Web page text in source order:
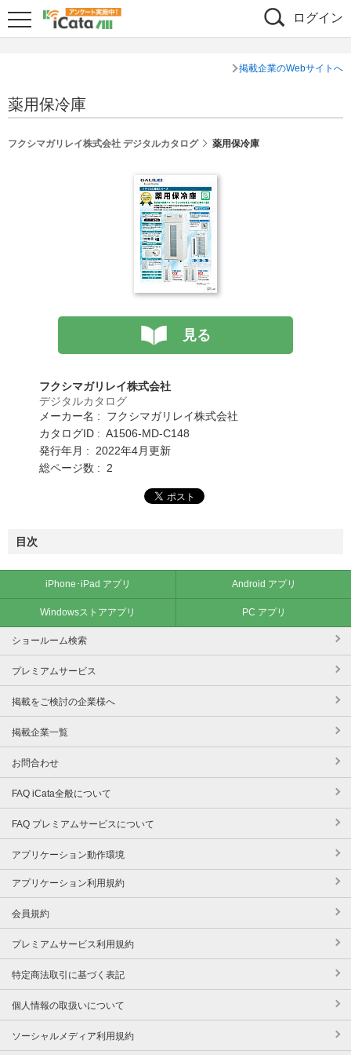
ログイン
掲載企業のWebサイトへ
薬用保冷庫
フクシマガリレイ株式会社 デジタルカタログ 薬用保冷庫
見る
フクシマガリレイ株式会社
デジタルカタログ
メーカー名 : フクシマガリレイ株式会社
カタログID : A1506-MD-C148
発行年月 : 2022年4月更新
総ページ数 : 2
目次
iPhone･iPad アプリ Android アプリ
Windowsストアアプリ PC アプリ
ショールーム検索
プレミアムサービス
掲載をご検討の企業様へ
掲載企業一覧
お問合わせ
FAQ iCata全般について
FAQ プレミアムサービスについて
アプリケーション動作環境
アプリケーション利用規約
会員規約
プレミアムサービス利用規約
特定商法取引に基づく表記
個人情報の取扱いについて
ソーシャルメディア利用規約